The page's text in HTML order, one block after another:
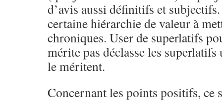
d’avis aussi définitifs et
certaine hiérarchie de valeur à
chroniques. User de superlatifs
mérite pas déclasse les
le méritent.
Concernant les points positifs, ce